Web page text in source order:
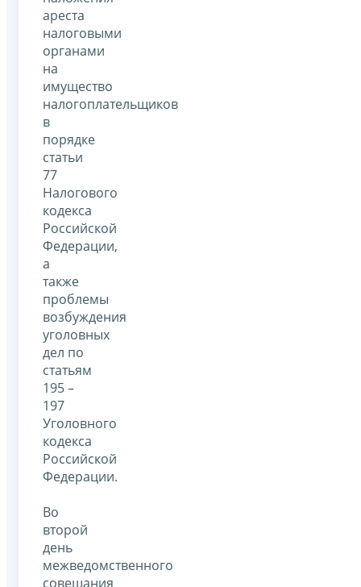
ареста
налоговыми
органами
на
имущество
налогоплательщиков
в
порядке
статьи
77
Налогового
кодекса
Российской
Федерации,
а
также
проблемы
возбуждения
уголовных
дел по
статьям
195 –
197
Уголовного
кодекса
Российской
Федерации.
Во
второй
день
межведомственного
совещания